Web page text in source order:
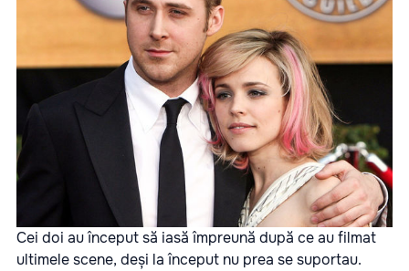
Cei doi au început să iasă împreună după ce au filmat
ultimele scene, deși la început nu prea se suportau.